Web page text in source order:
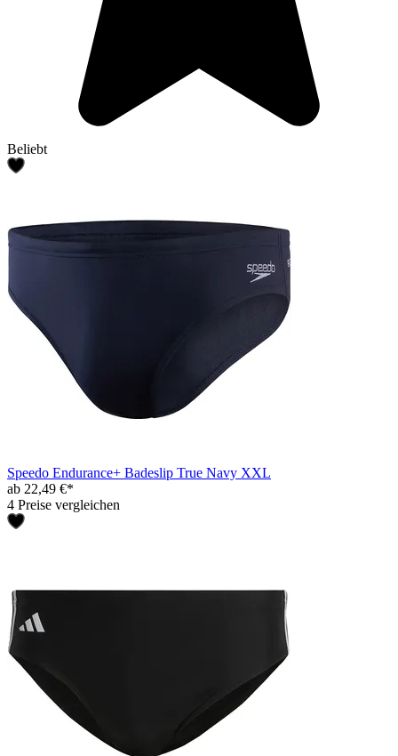
Beliebt
Speedo Endurance+ Badeslip True Navy XXL
ab 22,49 €*
4 Preise vergleichen